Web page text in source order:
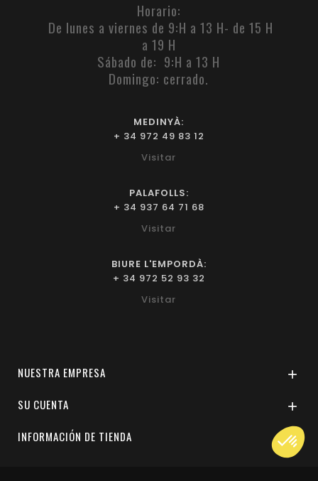
Horario:
De lunes a viernes de 9:H a 13 H- de 15 H
a 19 H
Sábado de: 9:H a 13 H
Domingo: cerrado.
MEDINYÀ:
+ 34 972 49 83 12
Visitar
PALAFOLLS:
+ 34 937 64 71 68
Visitar
BIURE L'EMPORDÀ:
+ 34 972 52 93 32
Visitar
NUESTRA EMPRESA 
SU CUENTA 
INFORMACIÓN DE TIENDA 